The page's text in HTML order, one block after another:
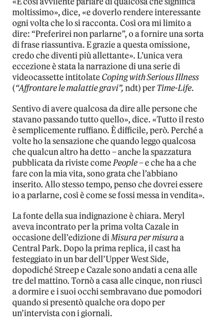
moltissimo», dice, «e doverlo rendere interessante
ogni volta che lo si racconta. Così ora mi limito a
dire: “Preferirei non parlarne”, o a fornire una sorta
di frase riassuntiva. E grazie a questa omissione,
credo che diventi più allettante». L’unica vera
eccezione è stata la narrazione di una serie di
videocassette intitolate Coping with Serious Illness
(“Affrontare le malattie gravi”, ndt) perTime-Life.
Sentivo di avere qualcosa da dire alle persone che
stavano passando tutto quello», dice. «Tutto il resto
è semplicemente ruffiano. È difficile, però. Perché a
volte ho la sensazione che quando leggo qualcosa
che qualcun altro ha detto – anche la spazzatura
pubblicata da riviste comePeople– e che ha a che
fare con la mia vita, sono grata che l’abbiano
inserito. Allo stesso tempo, penso che dovrei essere
io a parlarne, così è come se fossi messa in vendita».
La fonte della sua indignazione è chiara. Meryl
aveva incontrato per la prima volta Cazale in
occasione dell’edizione diMisura per misuraa
Central Park. Dopo la prima replica, il cast ha
festeggiato in un bar dell’Upper West Side,
dopodiché Streep e Cazale sono andati a cena alle
tre del mattino. Tornò a casa alle cinque, non riuscì
a dormire e i suoi occhi sembravano due pomodori
quando si presentò qualche ora dopo per
un’intervista con i giornali.